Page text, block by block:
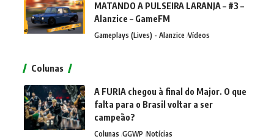
MATANDO A PULSEIRA LARANJA – #3 –
Alanzice – GameFM
Gameplays (Lives) - Alanzice Vídeos
Colunas
A FURIA chegou à final do Major. O que
falta para o Brasil voltar a ser
campeão?
Colunas GGWP Notícias